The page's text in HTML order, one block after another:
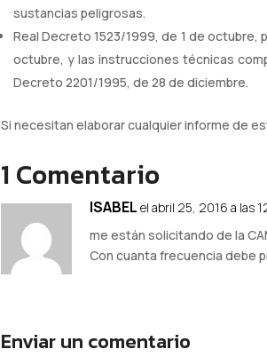
sustancias peligrosas.
Real Decreto 1523/1999, de 1 de
octubre, y las instrucciones técnicas
Decreto 2201/1995, de 28 de diciembre.
Si necesitan elaborar cualquier informe de
1 Comentario
ISABEL el abril 25, 2016 a las
me están solicitando de la
Con cuanta frecuencia debe
Enviar un comentario